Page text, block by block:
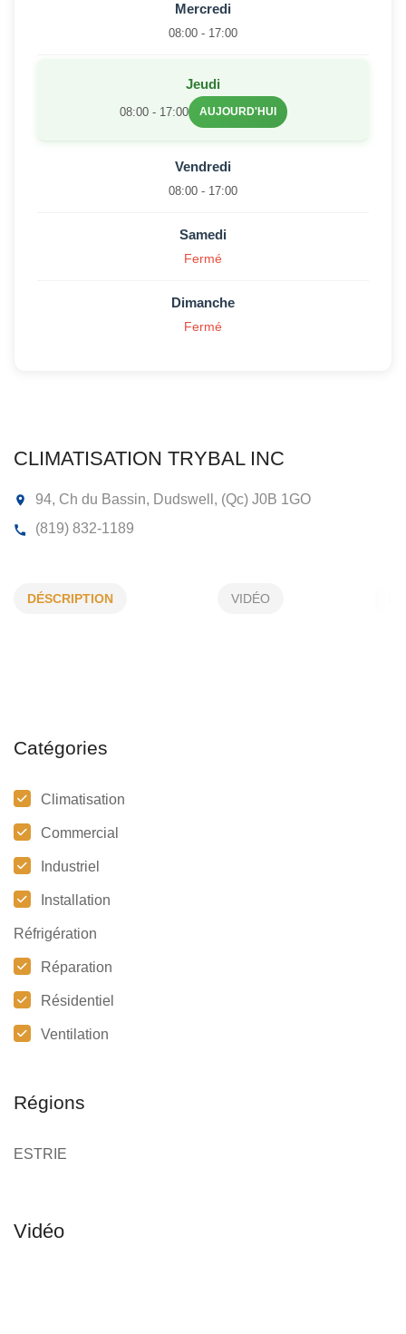
CLIMATISATION TRYBAL INC
DÉSCRIPTION VIDÉO
Catégories
Climatisation
Commercial
Industriel
Installation
Réfrigération
Réparation
Résidentiel
Ventilation
Régions
ESTRIE
Mercredi
08:00 - 17:00
Jeudi
08:00 - 17:00 AUJOURD'HUI
Vendredi
08:00 - 17:00
Samedi
Fermé
Dimanche
Fermé